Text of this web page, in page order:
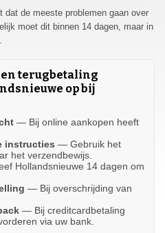
de meeste problemen gaan over
moet dit binnen 14 dagen, maar in
en terugbetaling
op bij
— Bij online aankopen heeft
instructies — Gebruik het
het verzendbewijs.
Hollandsnieuwe 14 dagen om
— Bij overschrijding van
— Bij creditcardbetaling
via uw bank.